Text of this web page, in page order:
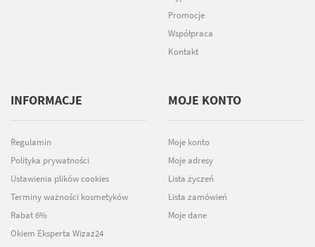
Promocje
Współpraca
Kontakt
INFORMACJE
Regulamin
Polityka prywatności
Ustawienia plików cookies
Terminy ważności kosmetyków
Rabat 6%
Okiem Eksperta Wizaż24
MOJE KONTO
Moje konto
Moje adresy
Lista życzeń
Lista zamówień
Moje dane